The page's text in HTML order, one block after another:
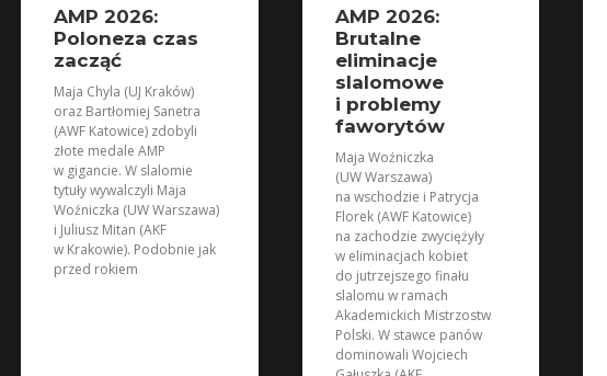
AMP 2026:
Poloneza czas
zacząć
Maja Chyla (UJ Kraków)
oraz Bartłomiej Sanetra
(AWF Katowice) zdobyli
złote medale AMP
w gigancie. W slalomie
tytuły wywalczyli Maja
Woźniczka (UW Warszawa)
i Juliusz Mitan (AKF
w Krakowie). Podobnie jak
przed rokiem
AMP 2026:
Brutalne
eliminacje
slalomowe
i problemy
faworytów
Maja Woźniczka
(UW Warszawa)
na wschodzie i Patrycja
Florek (AWF Katowice)
na zachodzie zwyciężyły
w eliminacjach kobiet
do jutrzejszego finału
slalomu w ramach
Akademickich Mistrzostw
Polski. W stawce panów
dominowali Wojciech